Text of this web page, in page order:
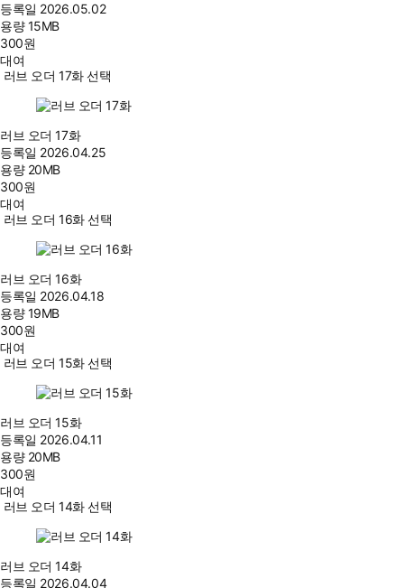
등록일 2026.05.02
용량15MB
300원
대여
러브 오더 17화 선택
러브 오더 17화
등록일 2026.04.25
용량 20MB
300원
대여
러브 오더 16화 선택
러브 오더 16화
등록일 2026.04.18
용량19MB
300원
대여
러브 오더 15화 선택
러브 오더 15화
등록일 2026.04.11
용량 20MB
300원
대여
러브 오더 14화 선택
러브 오더 14화
등록일 2026.04.04